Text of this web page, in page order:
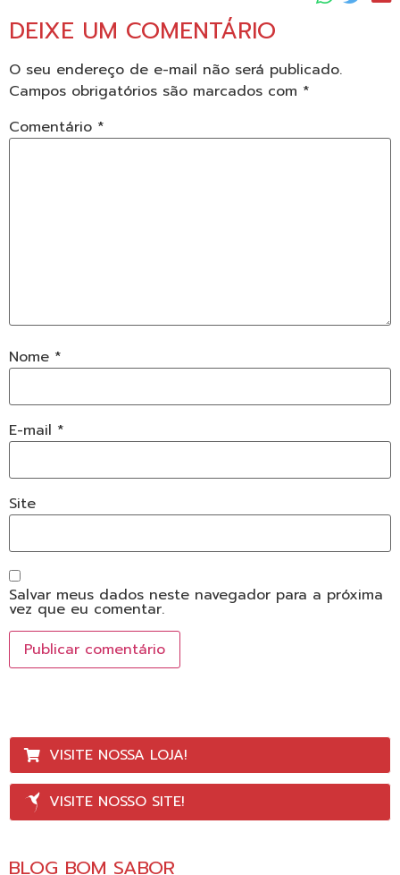
DEIXE UM COMENTÁRIO
O seu endereço de e-mail não será publicado.
Campos obrigatórios são marcados com *
Comentário *
Nome *
E-mail *
Site
Salvar meus dados neste navegador para a próxima
vez que eu comentar.
VISITE NOSSA LOJA!
VISITE NOSSO SITE!
BLOG BOM SABOR